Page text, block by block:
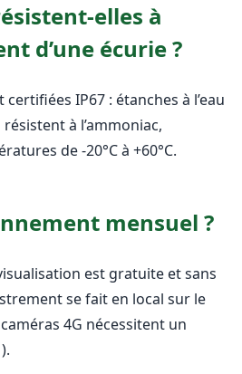
elles à
d’une écurie ?
IP67 : étanches à l’eau
à l’ammoniac,
de -20°C à +60°C.
mensuel ?
est gratuite et sans
se fait en local sur le
4G nécessitent un